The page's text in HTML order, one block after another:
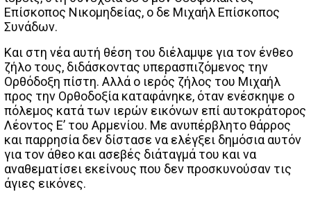
Επίσκοπος Νικομηδείας, ο δε Μιχαήλ Επίσκοπος
Συνάδων.
Και στη νέα αυτή θέση του διέλαμψε για τον ένθεο
ζήλο τους, διδάσκοντας υπερασπιζόμενος την
Ορθόδοξη πίστη. Αλλά ο ιερός ζήλος του Μιχαήλ
προς την Ορθοδοξία καταφάνηκε, όταν ενέσκηψε ο
πόλεμος κατά των ιερών εικόνων επί αυτοκράτορος
Λέοντος Ε’ του Αρμενίου. Με ανυπέρβλητο θάρρος
και παρρησία δεν δίστασε να ελέγξει δημόσια αυτόν
για τον άθεο και ασεβές διάταγμά του και να
αναθεματίσει εκείνους που δεν προσκυνούσαν τις
άγιες εικόνες.